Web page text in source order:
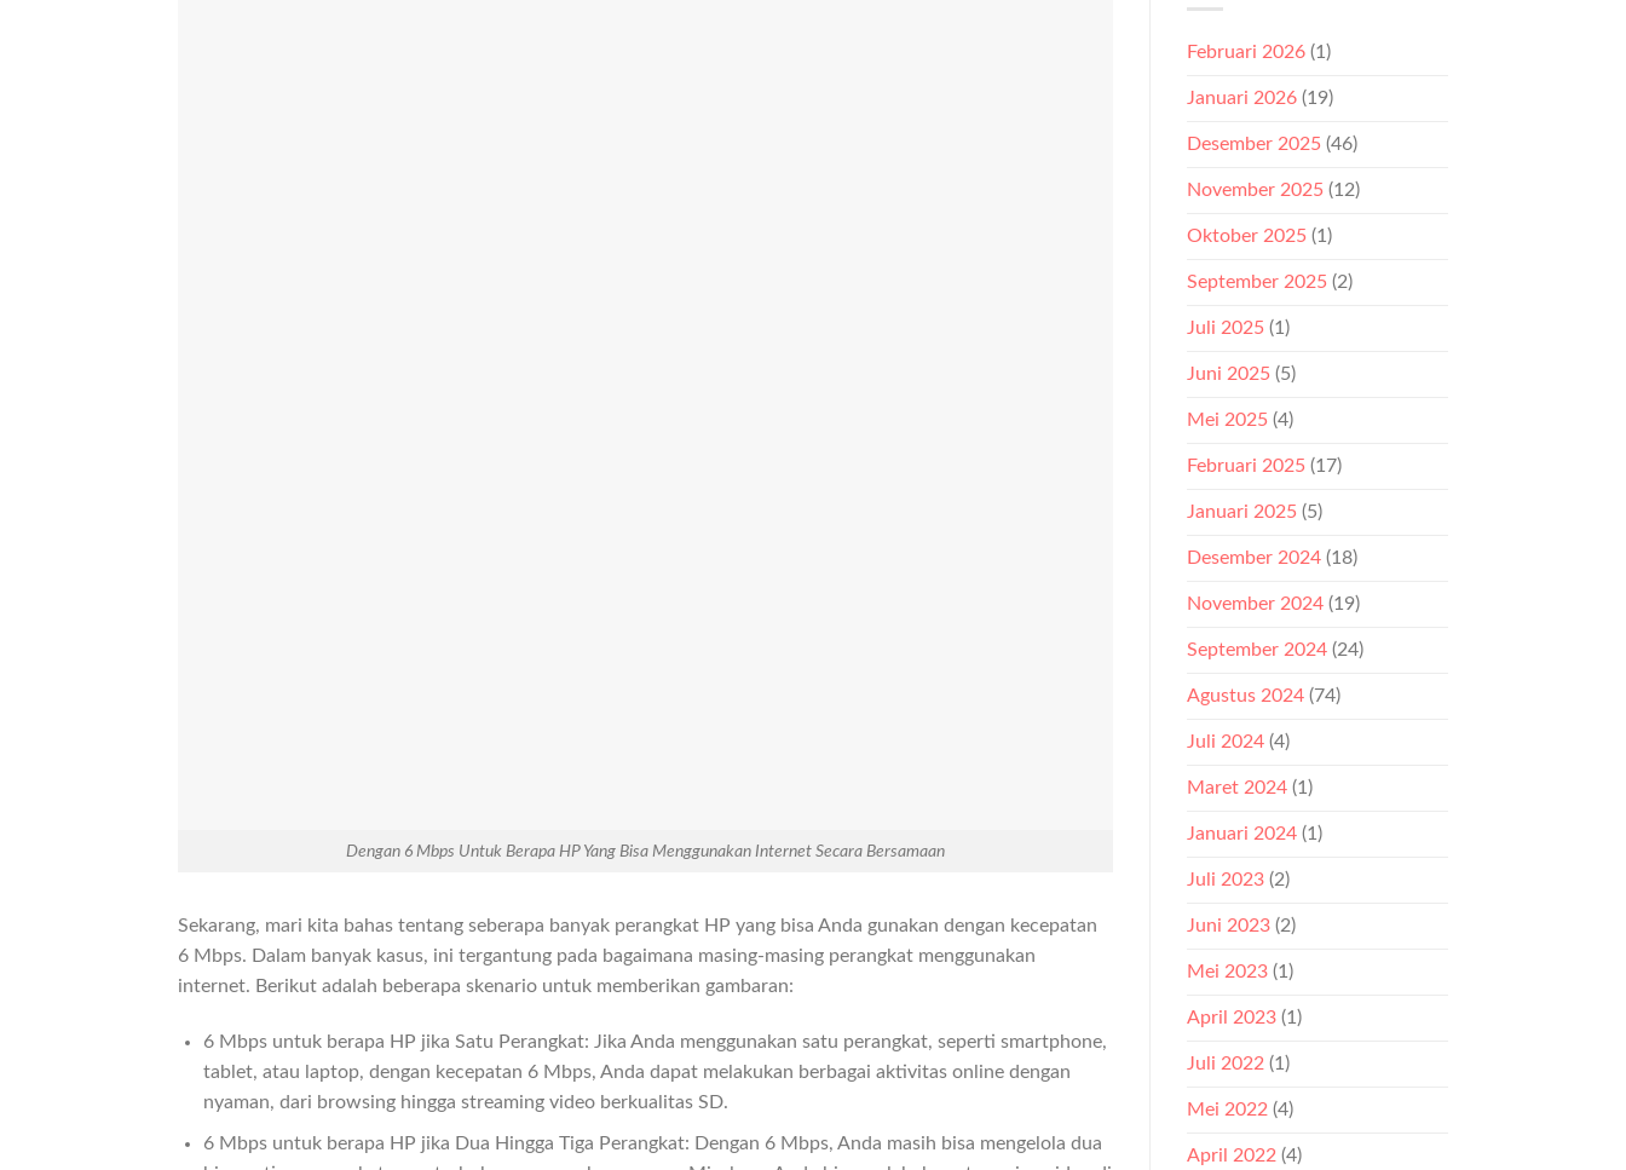
Dengan 6 Mbps Untuk Berapa HP Yang Bisa Menggunakan Internet Secara Bersamaan
Sekarang, mari kita bahas tentang seberapa banyak perangkat HP yang bisa Anda gunakan dengan kecepatan
6 Mbps. Dalam banyak kasus, ini tergantung pada bagaimana masing-masing perangkat menggunakan
internet. Berikut adalah beberapa skenario untuk memberikan gambaran:
6 Mbps untuk berapa HP jika Satu Perangkat: Jika Anda menggunakan satu perangkat, seperti smartphone,
tablet, atau laptop, dengan kecepatan 6 Mbps, Anda dapat melakukan berbagai aktivitas online dengan
nyaman, dari browsing hingga streaming video berkualitas SD.
6 Mbps untuk berapa HP jika Dua Hingga Tiga Perangkat: Dengan 6 Mbps, Anda masih bisa mengelola dua
Februari 2026(1)
Januari 2026(19)
Desember 2025(46)
November 2025(12)
Oktober 2025(1)
September 2025(2)
Juli 2025(1)
Juni 2025(5)
Mei 2025(4)
Februari 2025(17)
Januari 2025(5)
Desember 2024(18)
November 2024(19)
September 2024(24)
Agustus 2024(74)
Juli 2024(4)
Maret 2024(1)
Januari 2024(1)
Juli 2023(2)
Juni 2023(2)
Mei 2023(1)
April 2023(1)
Juli 2022(1)
Mei 2022(4)
April 2022(4)